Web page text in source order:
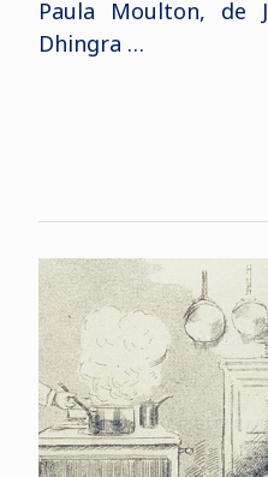
Paula Moulton, de
Dhingra …